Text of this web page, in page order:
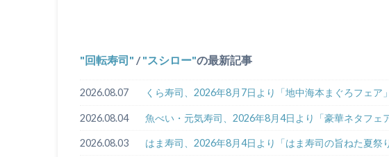
回転寿司 / スシロー の最新記事
2026.08.07 くら寿司、2026年8月7日より「地中海本まぐろフェア
2026.08.04 魚べい・元気寿司、2026年8月4日より「豪華ネタフェ
2026.08.03 はま寿司、2026年8月4日より「はま寿司の旨ねた夏祭